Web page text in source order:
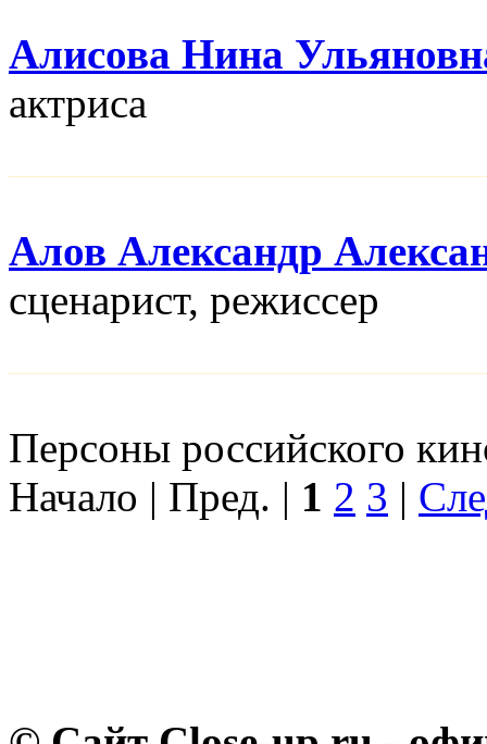
Алисова Нина
актриса
Алов Александр
сценарист, режисcер
Персоны российского
Начало | Пред. | 1 2 3 |